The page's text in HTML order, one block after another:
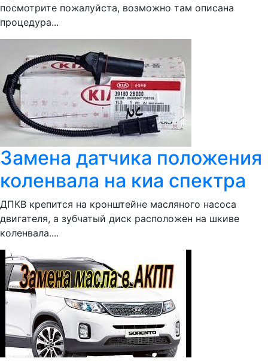
посмотрите пожалуйста, возможно там описана
процедура...
Замена датчика положения
коленвала на киа спектра
ДПКВ крепится на кронштейне масляного насоса
двигателя, а зубчатый диск расположен на шкиве
коленвала....